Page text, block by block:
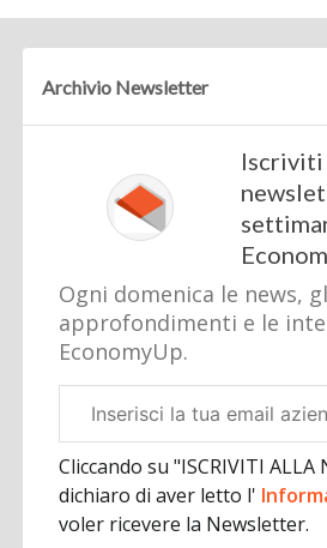
Archivio Newsletter
Iscriviti
Ogni domenica le news,
approfondimenti e le
EconomyUp.
aziendale
Cliccando su "ISCRIVITI ALLA
dichiaro di aver letto l'
voler ricevere la Newsletter.